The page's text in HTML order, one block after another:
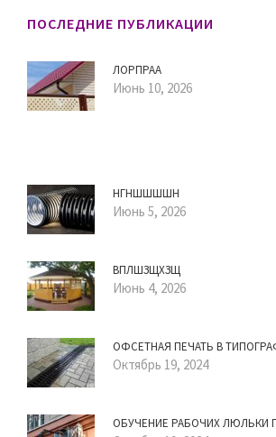
ПОСЛЕДНИЕ ПУБЛИКАЦИИ
ЛОРПРАА
Июнь 10, 2026
НГНШШШШН
Июнь 5, 2026
ВПЛШЗЩХЗЩ
Июнь 4, 2026
ОФСЕТНАЯ ПЕЧАТЬ В
Октябрь 19, 2024
ОБУЧЕНИЕ РАБОЧИХ ЛЮЛЬКИ